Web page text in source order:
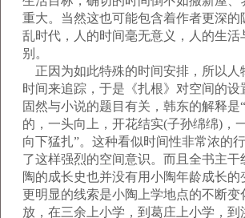
重大。当然这也可能包含着作者更深的
乱时代，人的时间毫无意义，人的生活
别。
正因为如此特殊的时间安排，所以人
时间来追踪，于是《扎根》对空间的设
固然与小说的题目有关，韩东的解释是
的，一头向上，开花结实(子孙绵绵)，
向下猛扎”。这种看似时间性非常浓的
了这样强烈的空间意识。而且全书主
陶的成长史也并没有用小陶年龄成长的
更明显的线索是小陶上学地点的不断变
放，在三余上小学，到葛庄上小学，到